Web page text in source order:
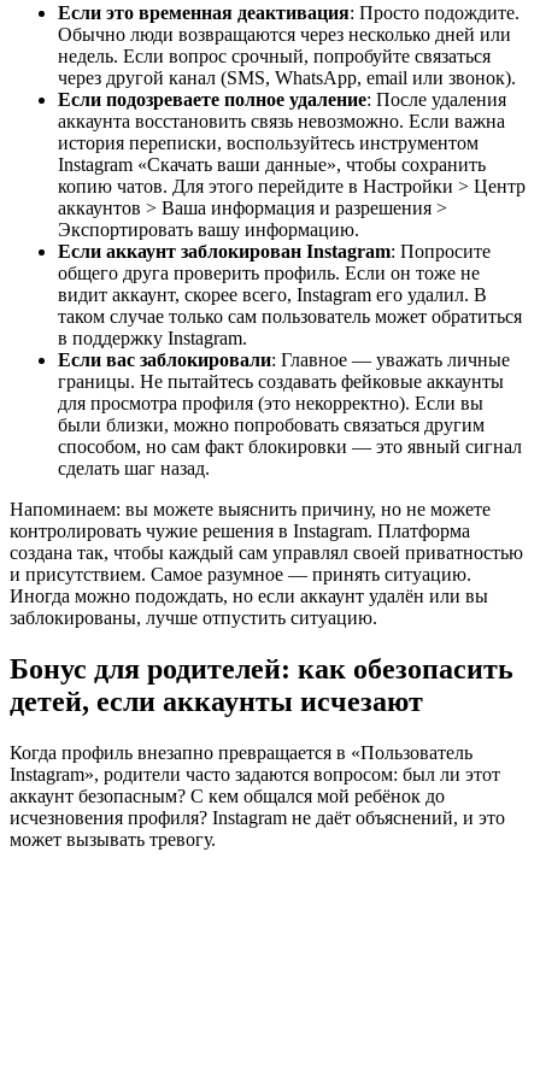
Если это временная деактивация: Просто подождите.
Обычно люди возвращаются через несколько дней или
недель. Если вопрос срочный, попробуйте связаться
через другой канал (SMS, WhatsApp, email или звонок).
Если подозреваете полное удаление: После удаления
аккаунта восстановить связь невозможно. Если важна
история переписки, воспользуйтесь инструментом
Instagram «Скачать ваши данные», чтобы сохранить
копию чатов. Для этого перейдите в Настройки > Центр
аккаунтов > Ваша информация и разрешения >
Экспортировать вашу информацию.
Если аккаунт заблокирован Instagram: Попросите
общего друга проверить профиль. Если он тоже не
видит аккаунт, скорее всего, Instagram его удалил. В
таком случае только сам пользователь может обратиться
в поддержку Instagram.
Если вас заблокировали: Главное — уважать личные
границы. Не пытайтесь создавать фейковые аккаунты
для просмотра профиля (это некорректно). Если вы
были близки, можно попробовать связаться другим
способом, но сам факт блокировки — это явный сигнал
сделать шаг назад.
Напоминаем: вы можете выяснить причину, но не можете
контролировать чужие решения в Instagram. Платформа
создана так, чтобы каждый сам управлял своей приватностью
и присутствием. Самое разумное — принять ситуацию.
Иногда можно подождать, но если аккаунт удалён или вы
заблокированы, лучше отпустить ситуацию.
Бонус для родителей: как обезопасить
детей, если аккаунты исчезают
Когда профиль внезапно превращается в «Пользователь
Instagram», родители часто задаются вопросом: был ли этот
аккаунт безопасным? С кем общался мой ребёнок до
исчезновения профиля? Instagram не даёт объяснений, и это
может вызывать тревогу.